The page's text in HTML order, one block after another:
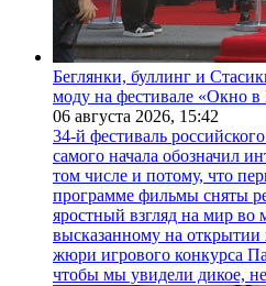
Беглянки, буллинг и
моду на фестивале «Окно в
06 августа 2026, 15:42
34-й фестиваль
самого начала обозначил
том числе и потому, что
программе фильмы сняты
яростный взгляд на мир во
высказанному на
жюри игрового конкурса
чтобы мы увидели дикое,